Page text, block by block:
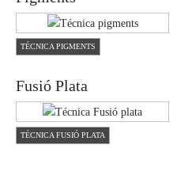
TÉCNICA PIGMENTS
Fusió Plata
TÉCNICA FUSIÓ PLATA